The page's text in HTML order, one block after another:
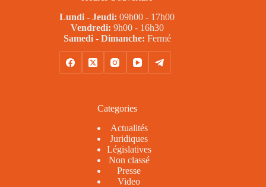
Lundi - Jeudi: 09h00 - 17h00
Vendredi: 9h00 - 16h30
Samedi - Dimanche: Fermé
Categories
Actualités
Juridiques
Législatives
Non classé
Presse
Video